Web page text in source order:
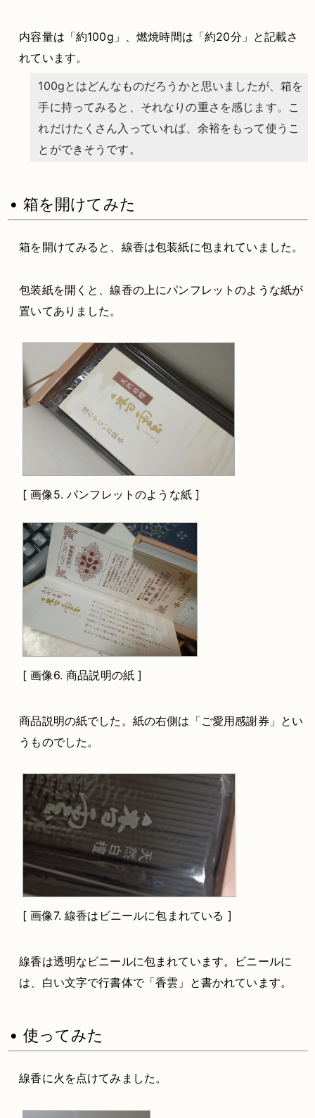
内容量は「約100g」、燃焼時間は「約20分」と記載さ
れています。
100gとはどんなものだろうかと思いましたが、箱を
手に持ってみると、それなりの重さを感じます。こ
れだけたくさん入っていれば、余裕をもって使うこ
とができそうです。
• 箱を開けてみた
箱を開けてみると、線香は包装紙に包まれていました。
包装紙を開くと、線香の上にパンフレットのような紙が
置いてありました。
[画像5.パンフレットのような紙 ]
[画像6.商品説明の紙 ]
商品説明の紙でした。紙の右側は「ご愛用感謝券」とい
うものでした。
[画像7.線香はビニールに包まれている ]
線香は透明なビニールに包まれています。ビニールに
は、白い文字で行書体で「香雲」と書かれています。
• 使ってみた
線香に火を点けてみました。